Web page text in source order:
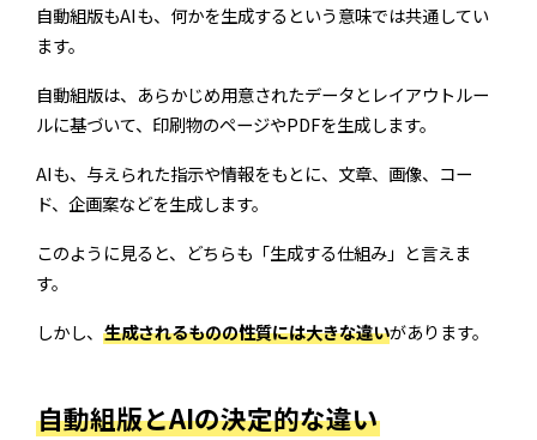
自動組版もAIも、何かを生成するという意味では共通してい
ます。
自動組版は、あらかじめ用意されたデータとレイアウトルー
ルに基づいて、印刷物のページやPDFを生成します。
AIも、与えられた指示や情報をもとに、文章、画像、コー
ド、企画案などを生成します。
このように見ると、どちらも「生成する仕組み」と言えま
す。
しかし、 生成されるものの性質には大きな違いがあります。
自動組版とAIの決定的な違い